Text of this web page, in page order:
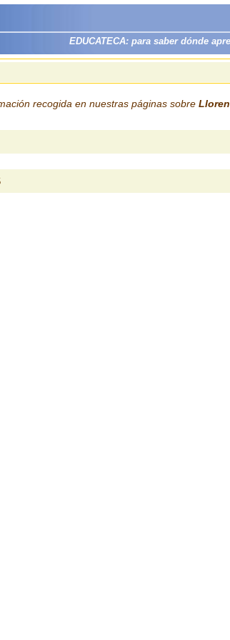
EDUCATECA: para saber dónde
recogida en nuestras páginas sobre